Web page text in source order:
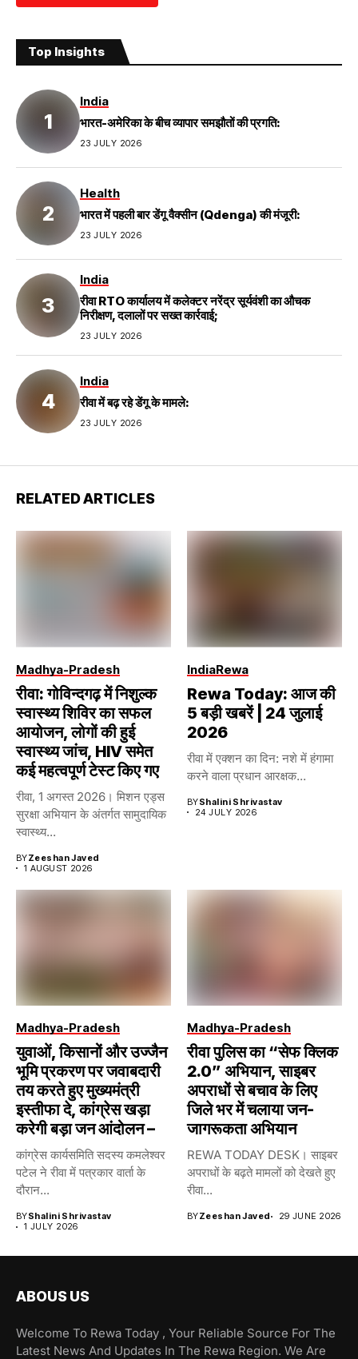
Top Insights
India
भारत-अमेरिका के बीच व्यापार समझौतों की प्रगति:
23 JULY 2026
Health
भारत में पहली बार डेंगू वैक्सीन (Qdenga) की मंजूरी:
23 JULY 2026
India
रीवा RTO कार्यालय में कलेक्टर नरेंद्र सूर्यवंशी का औचक
निरीक्षण, दलालों पर सख्त कार्रवाई;
23 JULY 2026
India
रीवा में बढ़ रहे डेंगू के मामले:
23 JULY 2026
RELATED ARTICLES
Madhya-Pradesh
रीवा: गोविन्दगढ़ में निशुल्क
स्वास्थ्य शिविर का सफल
आयोजन, लोगों की हुई
स्वास्थ्य जांच, HIV समेत
कई महत्वपूर्ण टेस्ट किए गए
रीवा, 1 अगस्त 2026। मिशन एड्स
सुरक्षा अभियान के अंतर्गत सामुदायिक
स्वास्थ्य...
BYZeeshan Javed
1 AUGUST 2026
IndiaRewa
Rewa Today: आज की
5 बड़ी खबरें | 24 जुलाई
2026
रीवा में एक्शन का दिन: नशे में हंगामा
करने वाला प्रधान आरक्षक...
BYShalini Shrivastav
24 JULY 2026
Madhya-Pradesh
युवाओं, किसानों और उज्जैन
भूमि प्रकरण पर जवाबदारी
तय करते हुए मुख्यमंत्री
इस्तीफा दे, कांग्रेस खड़ा
करेगी बड़ा जन आंदोलन –
कांग्रेस कार्यसमिति सदस्य कमलेश्वर
पटेल ने रीवा में पत्रकार वार्ता के
दौरान...
BYShalini Shrivastav
1 JULY 2026
Madhya-Pradesh
रीवा पुलिस का “सेफ क्लिक
2.0” अभियान, साइबर
अपराधों से बचाव के लिए
जिले भर में चलाया जन-
जागरूकता अभियान
REWA TODAY DESK। साइबर
अपराधों के बढ़ते मामलों को देखते हुए
रीवा...
BYZeeshan Javed 29 JUNE 2026
ABOUS US
Welcome To Rewa Today , Your Reliable Source For The
Latest News And Updates In The Rewa Region. We Are